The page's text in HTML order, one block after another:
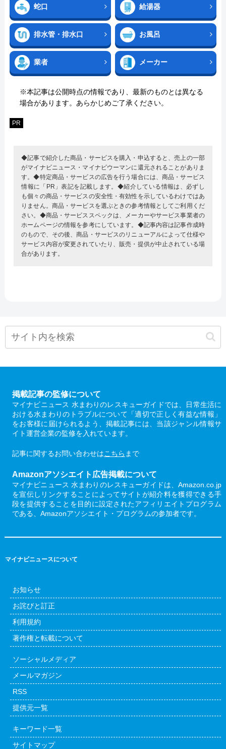
蛇口 給湯器
排水管・排水口 お風呂
業者 メーカー
※本記事は公開時点の情報であり、最新のものとは異なる
場合があります。あらかじめご了承ください。
PR
◆記事で紹介した商品・サービスを購入・申込すると、売上の一部
がマイナビニュース・マイナビウーマンに還元されることがありま
す。◆特定商品・サービスの広告を行う場合には、商品・サービス
情報に「PR」表記を記載します。◆紹介している情報は、必ずし
も個々の商品・サービスの安全性・有効性を示しているわけではあ
りません。商品・サービスを選ぶときの参考情報としてご利用くだ
さい。◆商品・サービススペックは、メーカーやサービス事業者の
ホームページの情報を参考にしています。◆記事内容は記事作成時
のもので、その後、商品・サービスのリニューアルによって仕様や
サービス内容が変更されていたり、販売・提供が中止されている場
合があります。
掲載記事の監修について
マイナビニュース 水まわりのレスキューガイドでは、日常生活に
おける水まわりのトラブルについて「適切で正しく有益な情報」
をお客様に届けられるよう、掲載記事には、当該ジャンル情報サ
イト運営企業の監修を入れています。
記事に関するお問い合わせはこちら まで
Amazonアソシエイト広告掲載について
マイナビニュース 水まわりのレスキューガイドは、Amazon.co.jp
を宣伝しリンクすることによってサイトが紹介料を獲得できる手
段を提供することを目的に設定されたアフィリエイトプログラム
である、Amazonアソシエイト・プログラムの参加者です。
マイナビニュースについて
お知らせ
お詫びと訂正
利用規約
著作権と転載について
ソーシャルメディア
メールマガジン
RSS
提供元一覧
キーワード一覧
サイトマップ